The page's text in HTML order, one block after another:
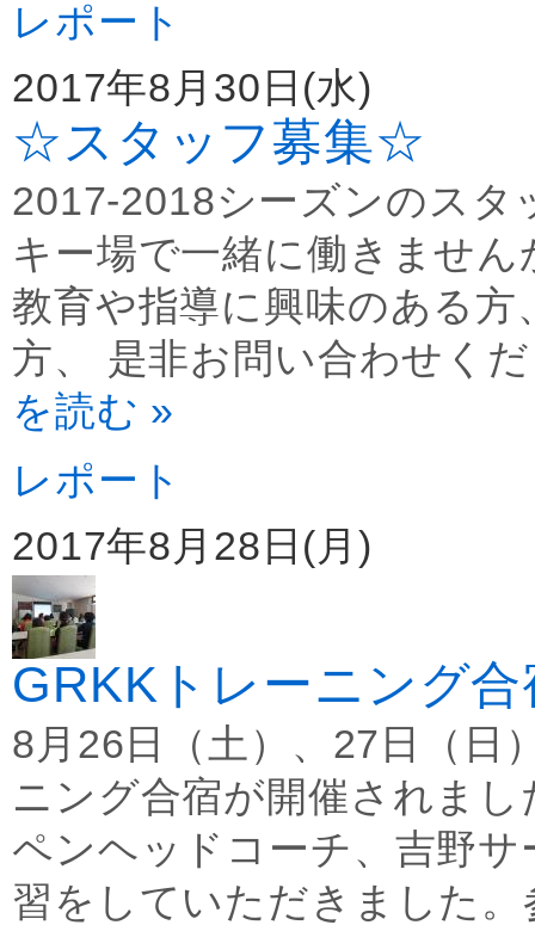
レポート
2017年8月30日(水)
☆スタッフ募集☆
2017-2018シーズンのスタ
キー場で一緒に働きませ
教育や指導に興味のある
方、 是非お問い合わせ
を読む »
レポート
2017年8月28日(月)
GRKKトレーニング合
8月26日（土）、27日（日
ニング合宿が開催されま
ペンヘッドコーチ、吉野
習をしていただきました